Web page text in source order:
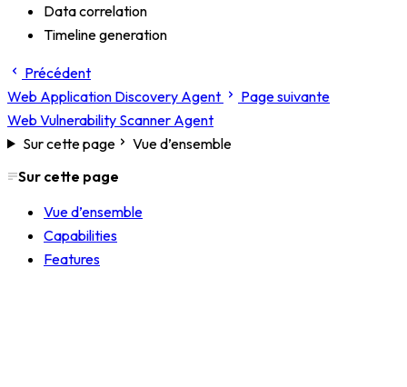
Data correlation
Timeline generation
Précédent
Web Application Discovery Agent
Page suivante
Web Vulnerability Scanner Agent
Sur cette page
Vue d’ensemble
Sur cette page
Vue d’ensemble
Capabilities
Features